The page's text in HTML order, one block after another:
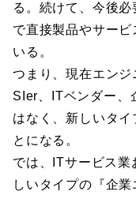
る。続けて、今後
で直接製品やサー
いる。
つまり、現在エンジ
SIer、ITベンダー、
はなく、新しいタイ
とになる。
では、ITサービス業
しいタイプの『企